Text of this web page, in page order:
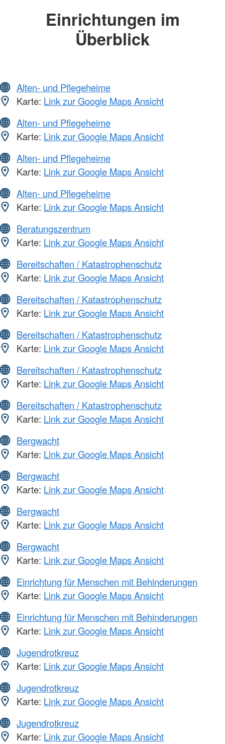
Einrichtungen im
Überblick
Alten- und Pflegeheime
Karte: Link zur Google Maps Ansicht
Alten- und Pflegeheime
Karte: Link zur Google Maps Ansicht
Alten- und Pflegeheime
Karte: Link zur Google Maps Ansicht
Alten- und Pflegeheime
Karte: Link zur Google Maps Ansicht
Beratungszentrum
Karte: Link zur Google Maps Ansicht
Bereitschaften / Katastrophenschutz
Karte: Link zur Google Maps Ansicht
Bereitschaften / Katastrophenschutz
Karte: Link zur Google Maps Ansicht
Bereitschaften / Katastrophenschutz
Karte: Link zur Google Maps Ansicht
Bereitschaften / Katastrophenschutz
Karte: Link zur Google Maps Ansicht
Bereitschaften / Katastrophenschutz
Karte: Link zur Google Maps Ansicht
Bergwacht
Karte: Link zur Google Maps Ansicht
Bergwacht
Karte: Link zur Google Maps Ansicht
Bergwacht
Karte: Link zur Google Maps Ansicht
Bergwacht
Karte: Link zur Google Maps Ansicht
Einrichtung für Menschen mit Behinderungen
Karte: Link zur Google Maps Ansicht
Einrichtung für Menschen mit Behinderungen
Karte: Link zur Google Maps Ansicht
Jugendrotkreuz
Karte: Link zur Google Maps Ansicht
Jugendrotkreuz
Karte: Link zur Google Maps Ansicht
Jugendrotkreuz
Karte: Link zur Google Maps Ansicht